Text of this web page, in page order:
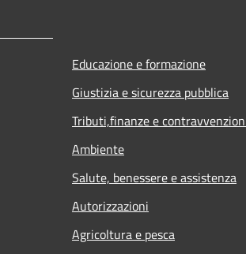
Educazione e formazione
Giustizia e sicurezza pubblica
Tributi,finanze e
Ambiente
Salute, benessere e assistenza
Autorizzazioni
Agricoltura e pesca